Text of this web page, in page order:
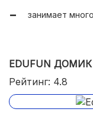
занимает
EDUFUN ДОМИК
Рейтинг: 4.8